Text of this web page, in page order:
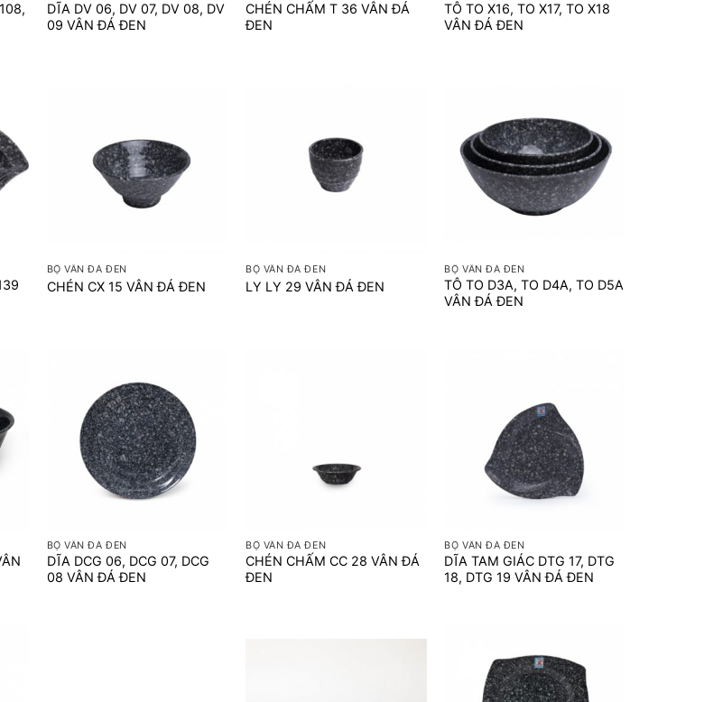
DĨA DV 06, DV 07, DV 08, DV
09 VÂN ĐÁ ĐEN
CHÉN CHẤM T 36 VÂN ĐÁ
ĐEN
TÔ TO X16, TO X17, TO X18
VÂN ĐÁ ĐEN
BỘ VÂN ĐÁ ĐEN
CHÉN CX 15 VÂN ĐÁ ĐEN
BỘ VÂN ĐÁ ĐEN
LY LY 29 VÂN ĐÁ ĐEN
BỘ VÂN ĐÁ ĐEN
TÔ TO D3A, TO D4A, TO D5A
VÂN ĐÁ ĐEN
BỘ VÂN ĐÁ ĐEN
DĨA DCG 06, DCG 07, DCG
08 VÂN ĐÁ ĐEN
BỘ VÂN ĐÁ ĐEN
CHÉN CHẤM CC 28 VÂN ĐÁ
ĐEN
BỘ VÂN ĐÁ ĐEN
DĨA TAM GIÁC DTG 17, DTG
18, DTG 19 VÂN ĐÁ ĐEN